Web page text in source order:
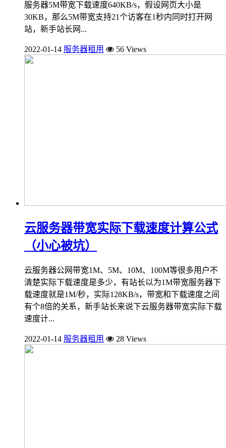
服务器5M带宽下载速度640KB/s，假设网页大小是
30KB，那么5M带宽支持21个访客在1秒内同时打开网
站，新手站长网...
2022-01-14 服务器租用 56 Views
云服务器带宽实际下载速度计算公式
（小心被坑）
云服务器公网带宽1M、5M、10M、100M等很多用户不
清楚实际下载速度是多少，有站长以为1M带宽服务器下
载速度就是1M/秒，实际128KB/s，带宽和下载速度之间
有个8倍的关系，新手站长来说下云服务器带宽实际下载
速度计...
2022-01-14 服务器租用 28 Views